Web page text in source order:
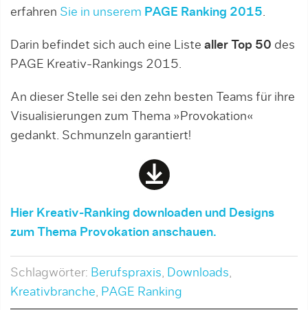
erfahren Sie in unserem PAGE Ranking 2015
Darin befindet sich auch eine Liste aller Top 50 des
PAGE Kreativ-Rankings 2015.
An dieser Stelle sei den zehn besten Teams für ihre
Visualisierungen zum Thema »Provokation«
gedankt. Schmunzeln garantiert!
Hier Kreativ-Ranking downloaden und Designs
zum Thema Provokation anschauen.
Schlagwörter: Berufspraxis Downloads
Kreativbranche
PAGE Ranking